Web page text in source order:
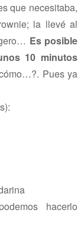
que necesitaba,
la llevé al
Es posible
10 minutos
Pues ya
hacerlo